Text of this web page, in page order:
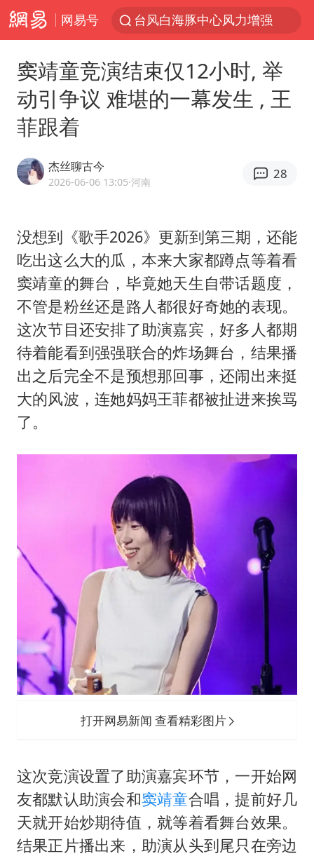
网易号
台风白海豚中心风力增强
百花奖开幕式
四川宜宾高县4.9级地震致1死
刘国正说向鹏打得很窝囊
陈幸同晋级WTT横滨冠军赛8强
国防部：中国军队坚决反制任何闹海挑衅图谋
宇树科技中一签需缴款7.54万元
两名乘客在飞机上因调节座椅起冲突
女儿为争财产堵门阻挠父亲出殡
今日立秋你咬秋了吗
“今天得有40℃了吧 为啥还不预警”
窦靖童竞演结束仅12小时, 举
动引争议 难堪的一幕发生 , 王
菲跟着
杰丝聊古今
2026-06-06 13:05·河南
28
没想到《歌手2026》更新到第三期，还能
吃出这么大的瓜，本来大家都蹲点等着看
窦靖童的舞台，毕竟她天生自带话题度，
不管是粉丝还是路人都很好奇她的表现。
这次节目还安排了助演嘉宾，好多人都期
待着能看到强强联合的炸场舞台，结果播
出之后完全不是预想那回事，还闹出来挺
大的风波，连她妈妈王菲都被扯进来挨骂
了。
打开网易新闻 查看精彩图片
这次竞演设置了助演嘉宾环节，一开始网
友都默认助演会和窦靖童合唱，提前好几
天就开始炒期待值，就等着看舞台效果。
结果正片播出来，助演从头到尾只在旁边